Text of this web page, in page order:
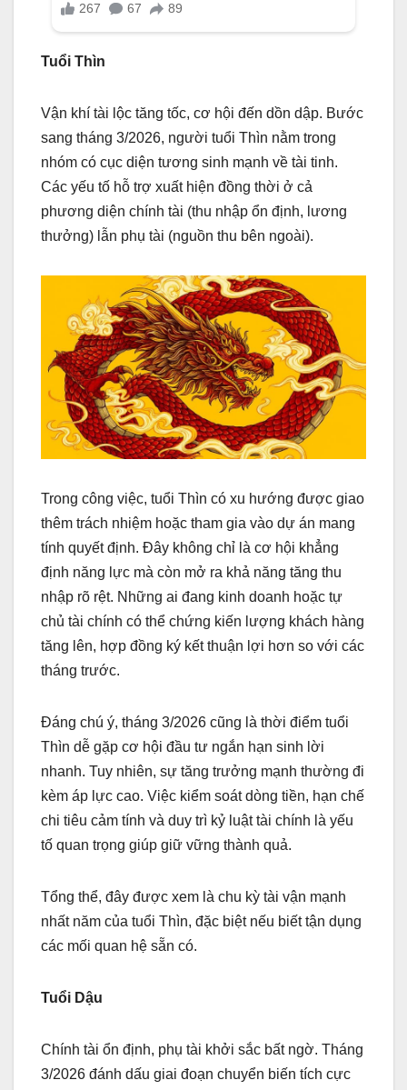
Tuổi Thìn
Vận khí tài lộc tăng tốc, cơ hội đến dồn dập. Bước
sang tháng 3/2026, người tuổi Thìn nằm trong
nhóm có cục diện tương sinh mạnh về tài tinh.
Các yếu tố hỗ trợ xuất hiện đồng thời ở cả
phương diện chính tài (thu nhập ổn định, lương
thưởng) lẫn phụ tài (nguồn thu bên ngoài).
Trong công việc, tuổi Thìn có xu hướng được giao
thêm trách nhiệm hoặc tham gia vào dự án mang
tính quyết định. Đây không chỉ là cơ hội khẳng
định năng lực mà còn mở ra khả năng tăng thu
nhập rõ rệt. Những ai đang kinh doanh hoặc tự
chủ tài chính có thể chứng kiến lượng khách hàng
tăng lên, hợp đồng ký kết thuận lợi hơn so với các
tháng trước.
Đáng chú ý, tháng 3/2026 cũng là thời điểm tuổi
Thìn dễ gặp cơ hội đầu tư ngắn hạn sinh lời
nhanh. Tuy nhiên, sự tăng trưởng mạnh thường đi
kèm áp lực cao. Việc kiểm soát dòng tiền, hạn chế
chi tiêu cảm tính và duy trì kỷ luật tài chính là yếu
tố quan trọng giúp giữ vững thành quả.
Tổng thể, đây được xem là chu kỳ tài vận mạnh
nhất năm của tuổi Thìn, đặc biệt nếu biết tận dụng
các mối quan hệ sẵn có.
Tuổi Dậu
Chính tài ổn định, phụ tài khởi sắc bất ngờ. Tháng
3/2026 đánh dấu giai đoạn chuyển biến tích cực